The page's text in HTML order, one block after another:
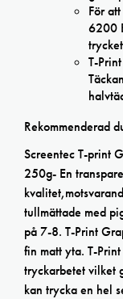
För
6200
T-
Rekommenderad
Screentec T-print
250g- En
tullmättade med
på 7-8. T-Print
fin matt yta. T-
tryckarbetet vilket
kan trycka en hel